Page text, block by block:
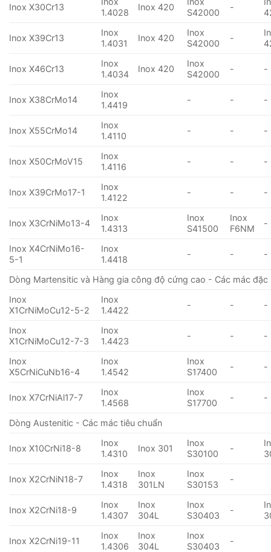
Inox X30Cr13
1.4028
Inox 420
S42000
-
Inox X39Cr13
Inox
1.4031
Inox 420
Inox
S42000
-
Inox X46Cr13
Inox
1.4034
Inox 420
Inox
S42000
- -
Inox X38CrMo14
Inox
1.4419
- - -
Inox X55CrMo14
Inox
1.4110
- - -
Inox X50CrMoV15
Inox
1.4116
- - -
Inox X39CrMo17-1
Inox
1.4122
- - -
Inox X3CrNiMo13-4
Inox
1.4313
Inox
S41500
Inox
F6NM
-
Inox X4CrNiMo16-
5-1
Inox
1.4418
- - -
Dòng Martensitic và Hàng gia công độ cứng cao - Các mác đặc
Inox
X1CrNiMoCu12-5-2
Inox
1.4422
- - -
Inox
X1CrNiMoCu12-7-3
Inox
1.4423
- - -
Inox
X5CrNiCuNb16-4
Inox
1.4542
Inox
S17400
- -
Inox X7CrNiAl17-7
Inox
1.4568
Inox
S17700
- -
Dòng Austenitic - Các mác tiêu chuẩn
Inox X10CrNi18-8
Inox
1.4310
Inox 301
Inox
S30100
-
Inox X2CrNiN18-7
Inox
1.4318
Inox
301LN
Inox
S30153
-
Inox X2CrNi18-9
Inox
1.4307
Inox
304L
Inox
S30403
-
Inox X2CrNi19-11
Inox
1.4306
Inox
304L
Inox
S30403
-